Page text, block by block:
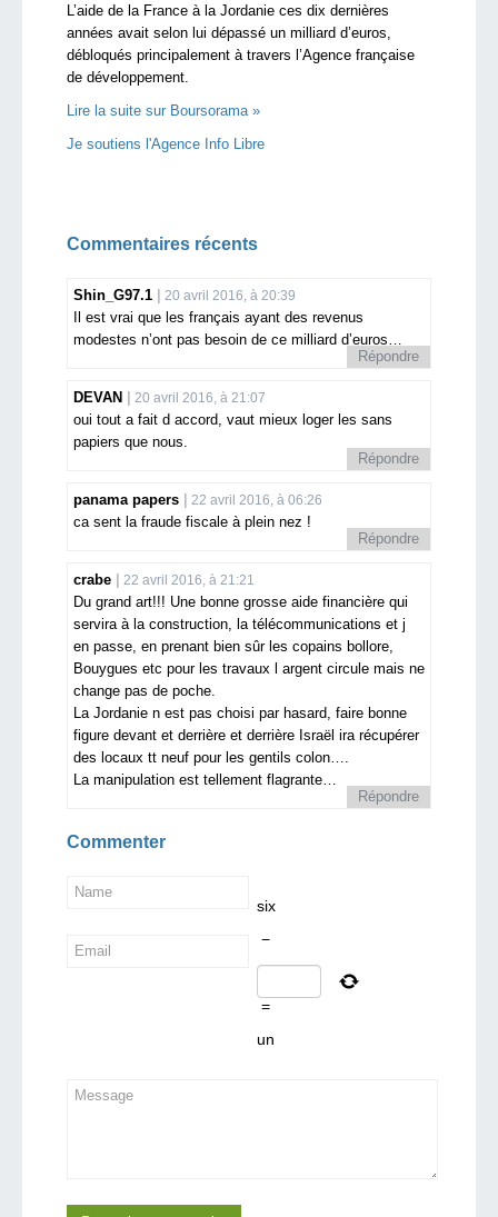
L’aide de la France à la Jordanie ces dix dernières
années avait selon lui dépassé un milliard d’euros,
débloqués principalement à travers l’Agence française
de développement.
Lire la suite sur Boursorama »
Je soutiens l'Agence Info Libre
Commentaires récents
Shin_G97.1 20 avril 2016, à 20:39
Il est vrai que les français ayant des revenus
modestes n’ont pas besoin de ce milliard d’euros…
Répondre
DEVAN 20 avril 2016, à 21:07
oui tout a fait d accord, vaut mieux loger les sans
papiers que nous.
Répondre
panama papers 22 avril 2016, à 06:26
ca sent la fraude fiscale à plein nez !
Répondre
crabe 22 avril 2016, à 21:21
Du grand art!!! Une bonne grosse aide financière qui
servira à la construction, la télécommunications et j
en passe, en prenant bien sûr les copains bollore,
Bouygues etc pour les travaux l argent circule mais ne
change pas de poche.
La Jordanie n est pas choisi par hasard, faire bonne
figure devant et derrière et derrière Israël ira récupérer
des locaux tt neuf pour les gentils colon….
La manipulation est tellement flagrante…
Répondre
Commenter
six
−
=
un